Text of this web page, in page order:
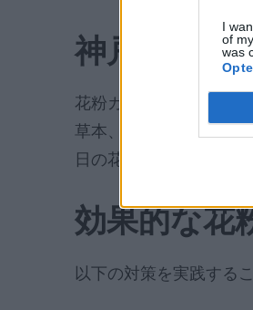
I
of
was
神戸の日々
花粉カウント&アラー
草本、雑草、カビ胞子
日の花粉レベルをチェ
効果的な花
以下の対策を実践する